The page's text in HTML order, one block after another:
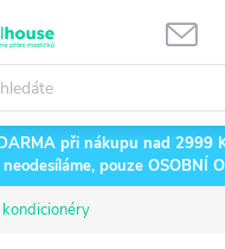
při nákupu nad 2999
neodesíláme, pouze OSOBNÍ